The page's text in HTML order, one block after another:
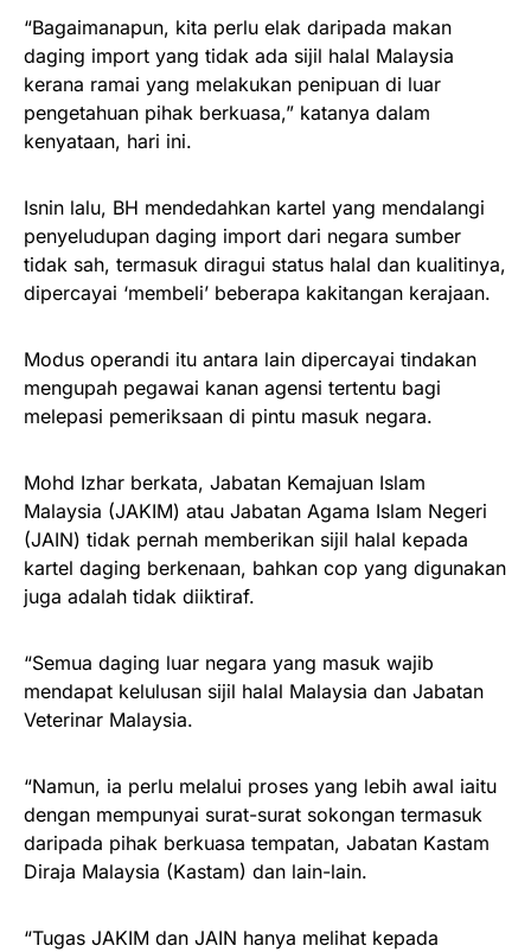
“Bagaimanapun, kita perlu elak daripada makan
daging import yang tidak ada sijil halal Malaysia
kerana ramai yang melakukan penipuan di luar
pengetahuan pihak berkuasa,” katanya dalam
kenyataan, hari ini.
Isnin lalu, BH mendedahkan kartel yang mendalangi
penyeludupan daging import dari negara sumber
tidak sah, termasuk diragui status halal dan kualitinya,
dipercayai ‘membeli’ beberapa kakitangan kerajaan.
Modus operandi itu antara lain dipercayai tindakan
mengupah pegawai kanan agensi tertentu bagi
melepasi pemeriksaan di pintu masuk negara.
Mohd Izhar berkata, Jabatan Kemajuan Islam
Malaysia (JAKIM) atau Jabatan Agama Islam Negeri
(JAIN) tidak pernah memberikan sijil halal kepada
kartel daging berkenaan, bahkan cop yang digunakan
juga adalah tidak diiktiraf.
“Semua daging luar negara yang masuk wajib
mendapat kelulusan sijil halal Malaysia dan Jabatan
Veterinar Malaysia.
“Namun, ia perlu melalui proses yang lebih awal iaitu
dengan mempunyai surat-surat sokongan termasuk
daripada pihak berkuasa tempatan, Jabatan Kastam
Diraja Malaysia (Kastam) dan lain-lain.
“Tugas JAKIM dan JAIN hanya melihat kepada